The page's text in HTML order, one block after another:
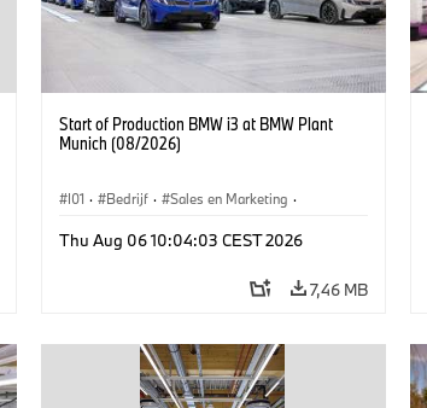
Start of Production BMW i3 at BMW Plant
Munich (08/2026)
I01 · Bedrijf · Sales en Marketing ·
Thu Aug 06 10:04:03 CEST 2026
7,46 MB